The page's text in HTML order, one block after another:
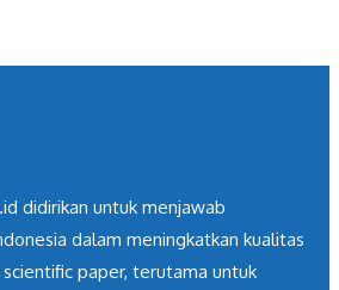
didirikan untuk menjawab
dalam meningkatkan kualitas
paper, terutama untuk